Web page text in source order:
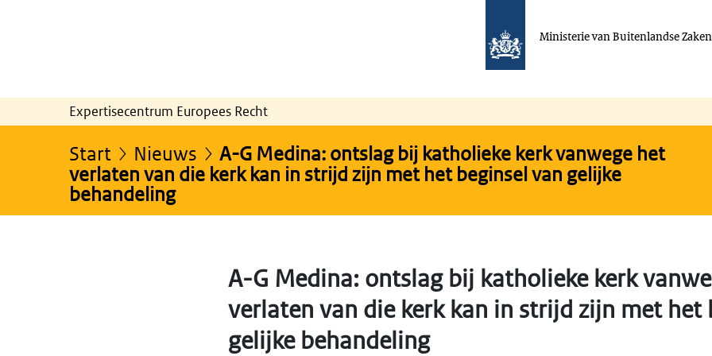
Ministerie van Buitenlandse Zaken
Expertisecentrum Europees Recht
Start Nieuws
A-G Medina: ontslag bij katholieke kerk vanwege het
verlaten van die kerk kan in strijd zijn met het beginsel van gelijke
behandeling
A-G Medina: ontslag bij katholieke kerk
verlaten van die kerk kan in strijd zijn met het
gelijke behandeling